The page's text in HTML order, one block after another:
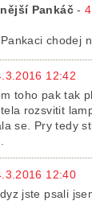
Pankáč -
chodej
12:42
toho pak tak
rozsvitit
se. Pry tedy
12:40
jste psali